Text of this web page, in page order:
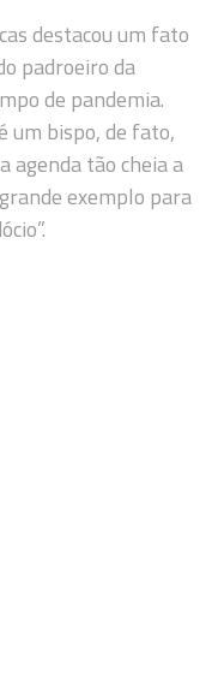
destacou um fato
padroeiro da
de pandemia.
um bispo, de fato,
agenda tão cheia a
exemplo para